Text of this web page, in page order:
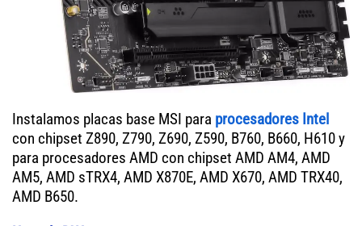
Instalamos placas base MSI para procesadores Intel
con chipset Z890, Z790, Z690, Z590, B760, B660, H610 y
para procesadores AMD con chipset AMD AM4, AMD
AM5, AMD sTRX4, AMD X870E, AMD X670, AMD TRX40,
AMD B650.